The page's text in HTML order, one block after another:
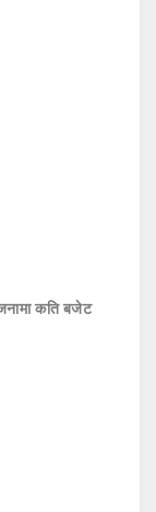
कति बजेट